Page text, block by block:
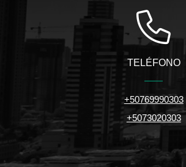
TELÉFONO
+50769990303
+5073020303